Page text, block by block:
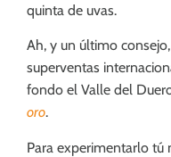
quinta de uvas.
Ah, y un último
superventas
fondo el Valle del
oro.
Para experimentarlo tú